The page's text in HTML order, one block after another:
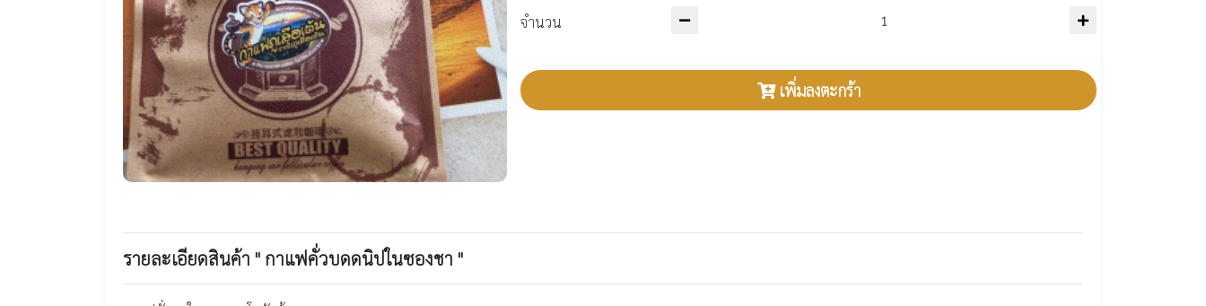
จำนวน
เพิ่มลงตะกร้า
รายละเอียดสินค้า " กาแฟคั่วบดดนิปในซองชา "